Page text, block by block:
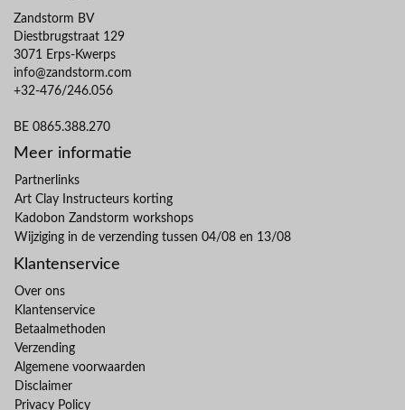
Zandstorm BV
Diestbrugstraat 129
3071 Erps-Kwerps
info@zandstorm.com
+32-476/246.056
BE 0865.388.270
Meer informatie
Partnerlinks
Art Clay Instructeurs korting
Kadobon Zandstorm workshops
Wijziging in de verzending tussen 04/08 en 13/08
Klantenservice
Over ons
Klantenservice
Betaalmethoden
Verzending
Algemene voorwaarden
Disclaimer
Privacy Policy